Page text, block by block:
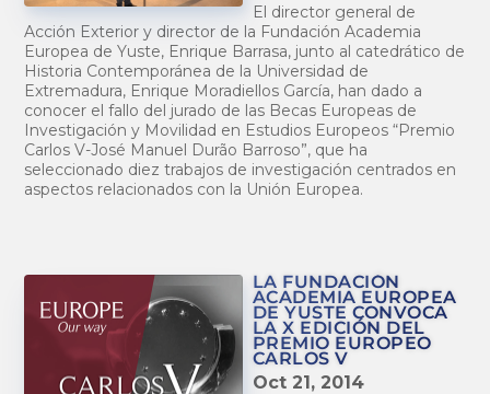
El director general de
Acción Exterior y director de la Fundación Academia
Europea de Yuste, Enrique Barrasa, junto al catedrático de
Historia Contemporánea de la Universidad de
Extremadura, Enrique Moradiellos García, han dado a
conocer el fallo del jurado de las Becas Europeas de
Investigación y Movilidad en Estudios Europeos “Premio
Carlos V-José Manuel Durão Barroso”, que ha
seleccionado diez trabajos de investigación centrados en
aspectos relacionados con la Unión Europea.
LA FUNDACIÓN
ACADEMIA EUROPEA
DE YUSTE CONVOCA
LA X EDICIÓN DEL
PREMIO EUROPEO
CARLOS V
Oct 21, 2014